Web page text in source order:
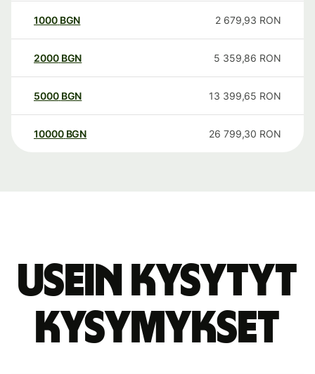
1000 BGN 2 679,93 RON
2000 BGN 5 359,86 RON
5000 BGN 13 399,65 RON
10000 BGN 26 799,30 RON
Usein kysytyt
kysymykset